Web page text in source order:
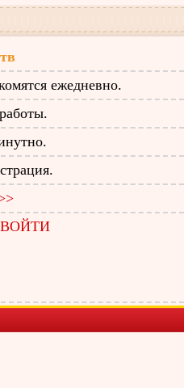
ежедневно.
ВОЙТИ